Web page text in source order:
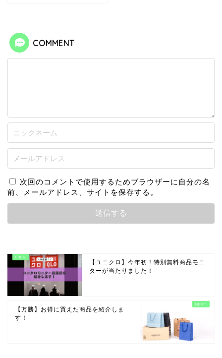
COMMENT
次回のコメントで使用するためブラウザーに自分の名
前、メールアドレス、サイトを保存する。
【ユニクロ】今年初！特別無料商品モニ
ターが当たりました！
【万勝】お得に買えた商品を紹介しま
す！